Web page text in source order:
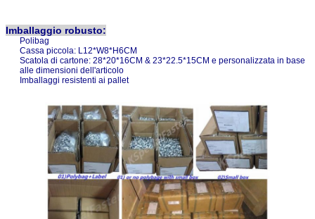
Imballaggio robusto:
Polibag
Cassa piccola: L12*W8*H6CM
Scatola di cartone: 28*20*16CM & 23*22.5*15CM e personalizzata in base
alle dimensioni dell'articolo
Imballaggi resistenti ai pallet